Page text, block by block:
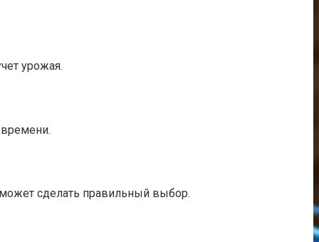
урожая.
сделать правильный выбор.